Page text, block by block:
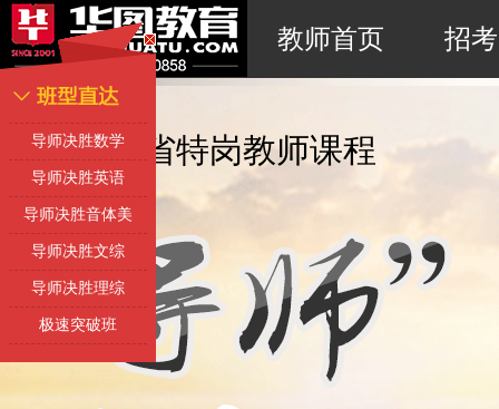
教师首页 招
2020陕西省特岗教师课程
导师决胜数学
导师决胜英语
导师决胜音体美
导师决胜文综
导师决胜理综
极速突破班